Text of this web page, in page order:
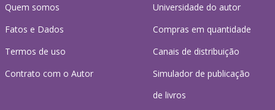
Quem somos
Fatos e Dados
Termos de uso
Contrato com o Autor
Universidade do autor
Compras em quantidade
Canais de distribuição
Simulador de publicação
de livros